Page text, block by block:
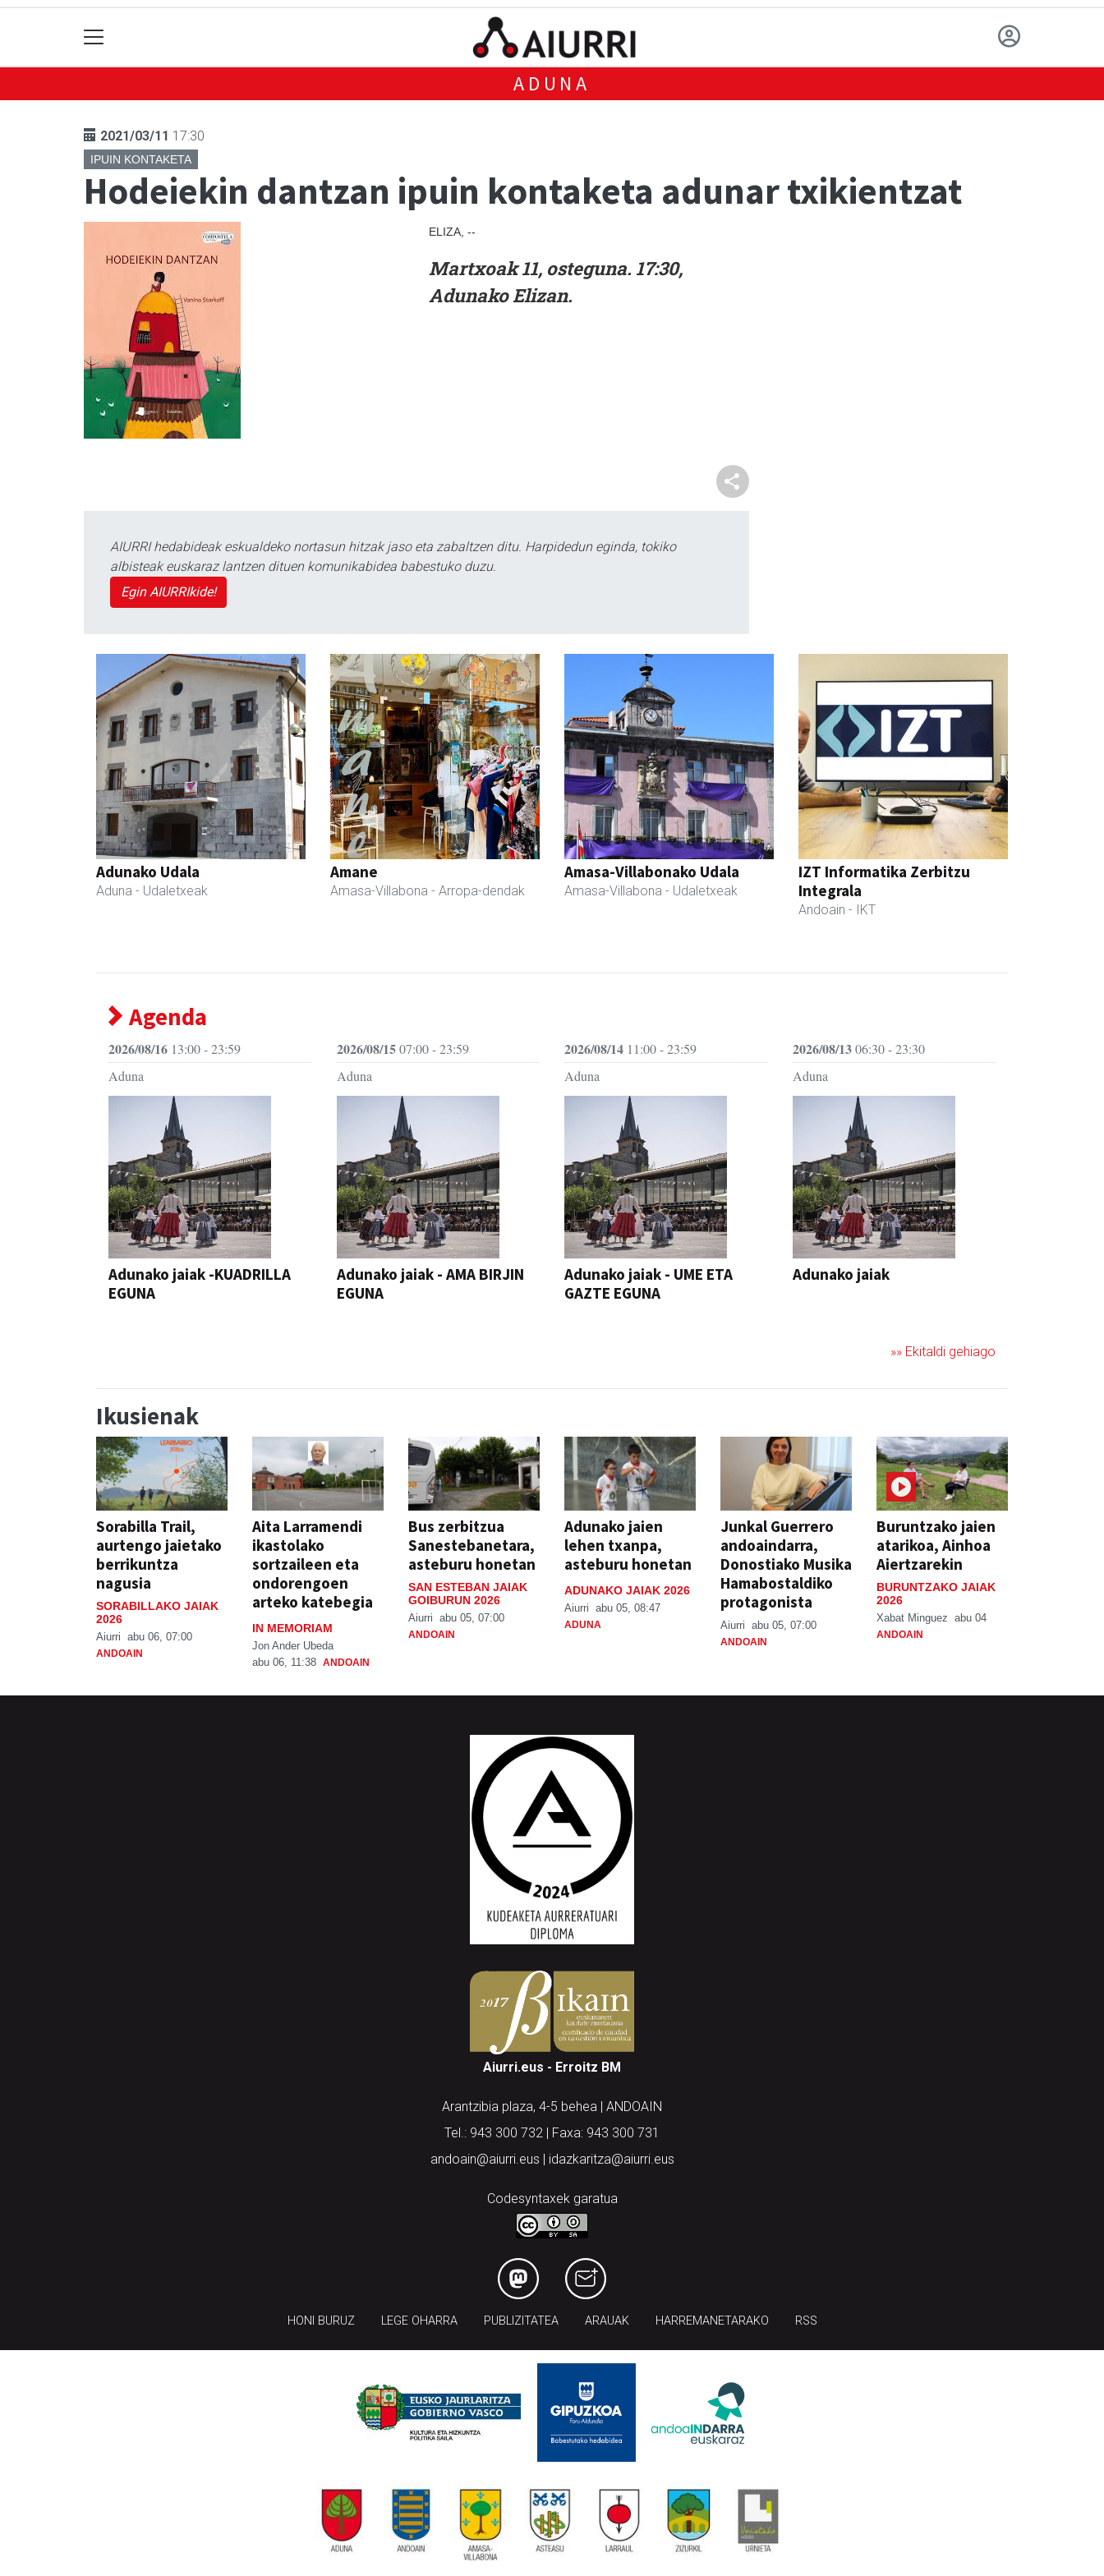
ADUNA
2021/03/11 17:30
IPUIN KONTAKETA
Hodeiekin dantzan ipuin kontaketa adunar txikientzat
ELIZA, --
Martxoak 11, osteguna. 17:30,
Adunako Elizan.
AIURRI hedabideak eskualdeko nortasun hitzak jaso eta zabaltzen ditu. Harpidedun eginda, tokiko
albisteak euskaraz lantzen dituen komunikabidea babestuko duzu.
Egin AIURRIkide!
Adunako Udala
Aduna - Udaletxeak
Amane
Amasa-Villabona - Arropa-dendak
Amasa-Villabonako Udala
Amasa-Villabona - Udaletxeak
IZT Informatika Zerbitzu
Integrala
Andoain - IKT
Agenda
2026/08/16 13:00 - 23:59
Aduna
Adunako jaiak -KUADRILLA
EGUNA
2026/08/1507:00 - 23:59
Aduna
Adunako jaiak - AMA BIRJIN
EGUNA
2026/08/14 11:00 - 23:59
Aduna
Adunako jaiak - UME ETA
GAZTE EGUNA
2026/08/1306:30 - 23:30
Aduna
Adunako jaiak
»» Ekitaldi gehiago
Ikusienak
Sorabilla Trail,
aurtengo jaietako
berrikuntza
nagusia
SORABILLAKO JAIAK
2026
Aiurri abu 06, 07:00
ANDOAIN
Aita Larramendi
ikastolako
sortzaileen eta
ondorengoen
arteko katebegia
IN MEMORIAM
Jon Ander Ubeda
abu 06, 11:38 ANDOAIN
Bus zerbitzua
Sanestebanetara,
asteburu honetan
SAN ESTEBAN JAIAK
GOIBURUN 2026
Aiurri abu 05, 07:00
ANDOAIN
Adunako jaien
lehen txanpa,
asteburu honetan
ADUNAKO JAIAK 2026
Aiurri abu 05, 08:47
ADUNA
Junkal Guerrero
andoaindarra,
Donostiako Musika
Hamabostaldiko
protagonista
Aiurri abu 05, 07:00
ANDOAIN
Buruntzako jaien
atarikoa, Ainhoa
Aiertzarekin
BURUNTZAKO JAIAK
2026
Xabat Minguez abu 04
ANDOAIN
Aiurri.eus - Erroitz BM
Arantzibia plaza, 4-5 behea | ANDOAIN
Tel.: 943 300 732 | Faxa: 943 300 731
andoain@aiurri.eus | idazkaritza@aiurri.eus
Codesyntaxek garatua
HONI BURUZ LEGE OHARRA PUBLIZITATEA ARAUAK HARREMANETARAKO RSS